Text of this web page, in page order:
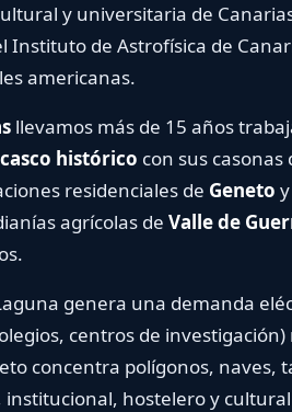
y universitaria de
de Astrofísica de
americanas.
llevamos más de 15 años
históricocon sus casonas
residenciales deGenetoy
agrícolas deValle de
genera una demanda
centros de
concentra polígonos, naves,
hostelero y